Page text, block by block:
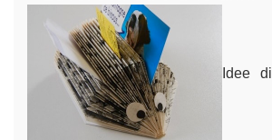
Idee di